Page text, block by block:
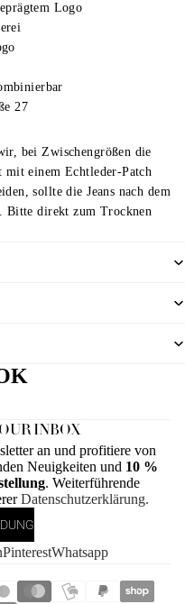
Logo
27
bei Zwischengrößen die
mit einem Echtleder-Patch
sollte die Jeans nach dem
Bitte direkt zum Trocknen
INBOX
an und profitiere von
Neuigkeiten und 10 %
. Weiterführende
Datenschutzerklärung.
PinterestWhatsapp